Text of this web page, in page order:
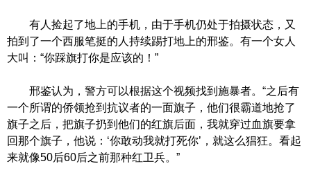
有人捡起了地上的手机，由于手机仍处于拍摄状态，又
拍到了一个西服笔挺的人持续踢打地上的邢鉴。有一个女人
大叫：“你踩旗打你是应该的！”
邢鉴认为，警方可以根据这个视频找到施暴者。“之后有
一个所谓的侨领抢到抗议者的一面旗子，他们很霸道地抢了
旗子之后，把旗子扔到他们的红旗后面，我就穿过血旗要拿
回那个旗子，他说：‘你敢动我就打死你’，就这么猖狂。看起
来就像50后60后之前那种红卫兵。”